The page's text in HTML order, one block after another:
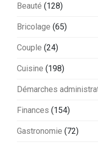
Beauté (128)
Bricolage (65)
Couple (24)
Cuisine (198)
Démarches
Finances (154)
Gastronomie (72)